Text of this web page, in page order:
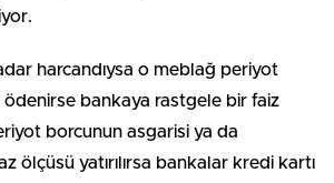
harcandıysa o meblağ periyot
bankaya rastgele bir faiz
borcunun asgarisi ya da
ölçüsü yatırılırsa bankalar kredi kartı